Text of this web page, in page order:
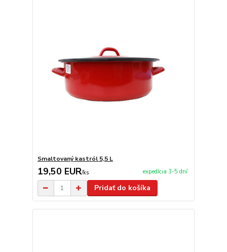
Smaltovaný kastról 5,5 L
19,50 EUR/ks expedícia 3-5 dní
Pridať do košíka